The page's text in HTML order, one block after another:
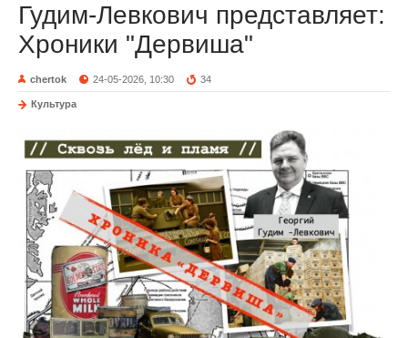
Гудим-Левкович представляет:
Хроники "Дервиша"
chertok 24-05-2026, 10:30 34
Культура